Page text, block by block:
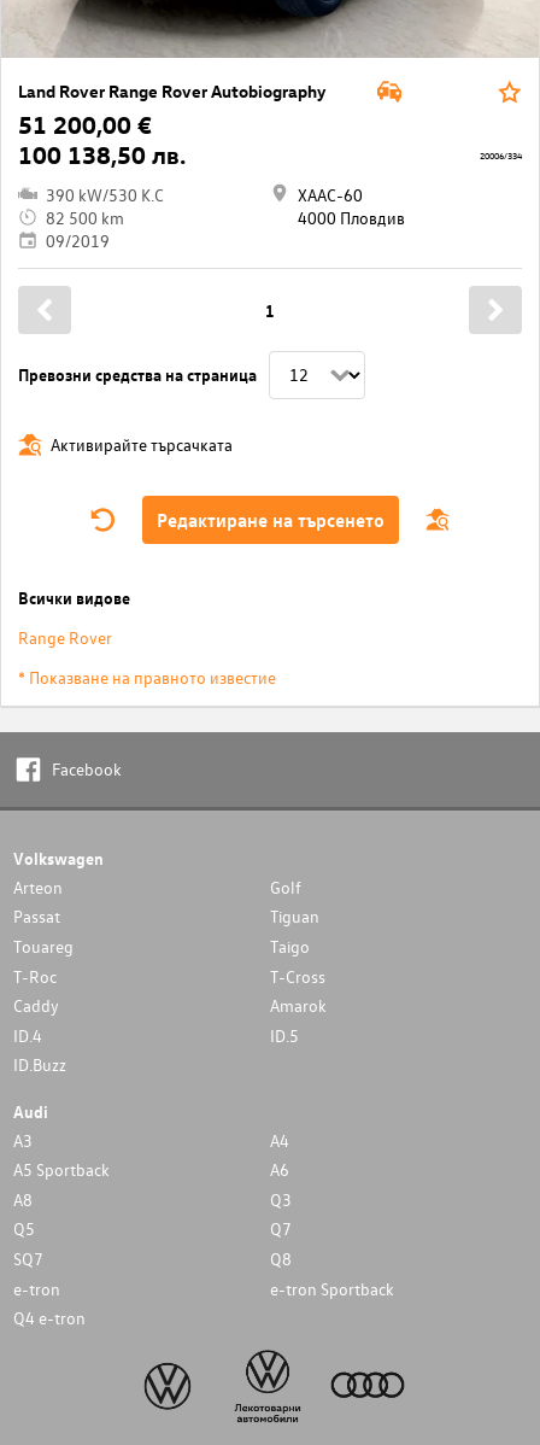
Land Rover Range Rover Autobiography
51 200,00 €
100 138,50 лв.
390 kW/530 K.C
82 500 km
09/2019
ХААС-60
4000 Пловдив
20006/334
Превозни средства на страница
1
Активирайте търсачката
Редактиране на търсенето
Всички видове
Range Rover
* Показване на правното известие
Facebook
Volkswagen
Arteon
Golf
Passat
Tiguan
Touareg
Taigo
T-Roc
T-Cross
Caddy
Amarok
ID.4
ID.5
ID.Buzz
Audi
A3
A4
A5 Sportback
A6
A8
Q3
Q5
Q7
SQ7
Q8
e-tron
e-tron Sportback
Q4 e-tron